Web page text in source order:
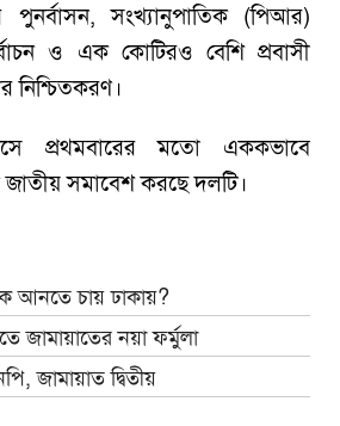
সংখ্যানুপাতিক (পিআর)
ও এক কোটিরও বেশি প্রবাসী
নিশ্চিতকরণ।
প্রথমবারের মতো এককভাবে
জাতীয় সমাবেশ করছে দলটি।
আনতে চায় ঢাকায়?
জামায়াতের নয়া ফর্মুলা
জামায়াত দ্বিতীয়